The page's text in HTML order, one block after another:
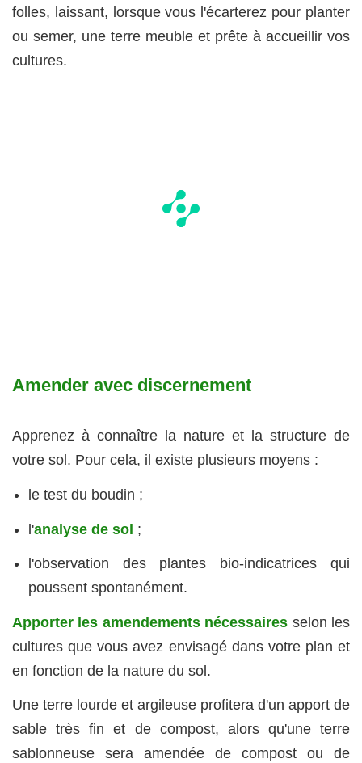
folles, laissant, lorsque vous l'écarterez pour planter
ou semer, une terre meuble et prête à accueillir vos
cultures.
Amender avec discernement
Apprenez à connaître la nature et la structure de
votre sol. Pour cela, il existe plusieurs moyens :
le test du boudin ;
l'analyse de sol ;
l'observation des plantes bio-indicatrices qui
poussent spontanément.
Apporter les amendements nécessaires selon les
cultures que vous avez envisagé dans votre plan et
en fonction de la nature du sol.
Une terre lourde et argileuse profitera d'un apport de
sable très fin et de compost, alors qu'une terre
sablonneuse sera amendée de compost ou de